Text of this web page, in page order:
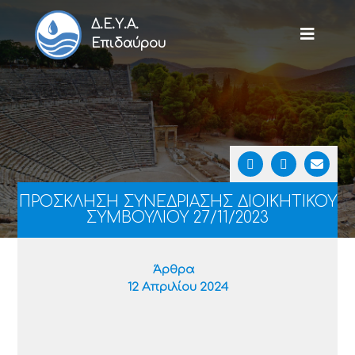
Δ.Ε.Υ.Α.
Επιδαύρου
ΠΡΟΣΚΛΗΣΗ ΣΥΝΕΔΡΙΑΣΗΣ ΔΙΟΙΚΗΤΙΚΟΥ
ΣΥΜΒΟΥΛΙΟΥ 27/11/2023
Άρθρα
12 Απριλίου 2024